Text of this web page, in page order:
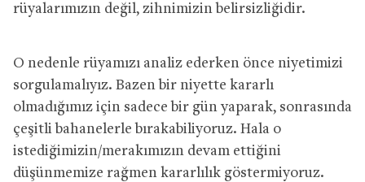
rüyalarımızın değil, zihnimizin belirsizliğidir.
O nedenle rüyamızı analiz ederken önce niyetimizi
sorgulamalıyız. Bazen bir niyette kararlı
olmadığımız için sadece bir gün yaparak, sonrasında
çeşitli bahanelerle bırakabiliyoruz. Hala o
istediğimizin/merakımızın devam ettiğini
düşünmemize rağmen kararlılık göstermiyoruz.